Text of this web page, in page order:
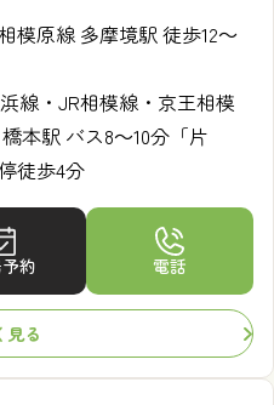
模原線 多摩境駅 徒歩12～
線・JR相模線・京王相模
本駅 バス8～10分「片
徒歩4分
約 電話
見る